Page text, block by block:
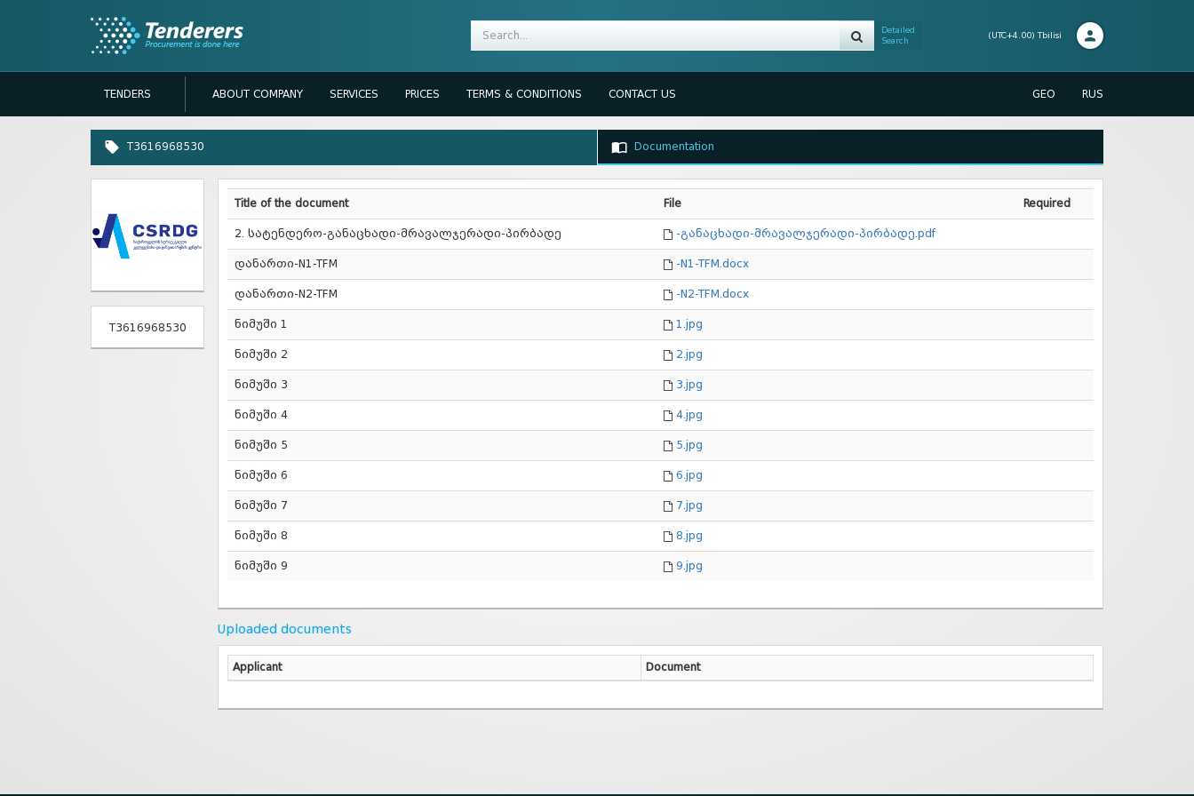
Detailed
Search
(UTC+4.00) Tbilisi
TENDERS ABOUT COMPANY SERVICES PRICES TERMS & CONDITIONS CONTACT US GEO RUS
T3616968530 Documentation
T3616968530
Title of the document File Required
2. სატენდერო-განაცხადი-მრავალჯერადი-პირბადე -განაცხადი-მრავალჯერადი-პირბადე.pdf
დანართი-N1-TFM -N1-TFM.docx
დანართი-N2-TFM -N2-TFM.docx
ნიმუში 1 1.jpg
ნიმუში 2 2.jpg
ნიმუში 3 3.jpg
ნიმუში 4 4.jpg
ნიმუში 5 5.jpg
ნიმუში 6 6.jpg
ნიმუში 7 7.jpg
ნიმუში 8 8.jpg
ნიმუში 9 9.jpg
Uploaded documents
Applicant Document